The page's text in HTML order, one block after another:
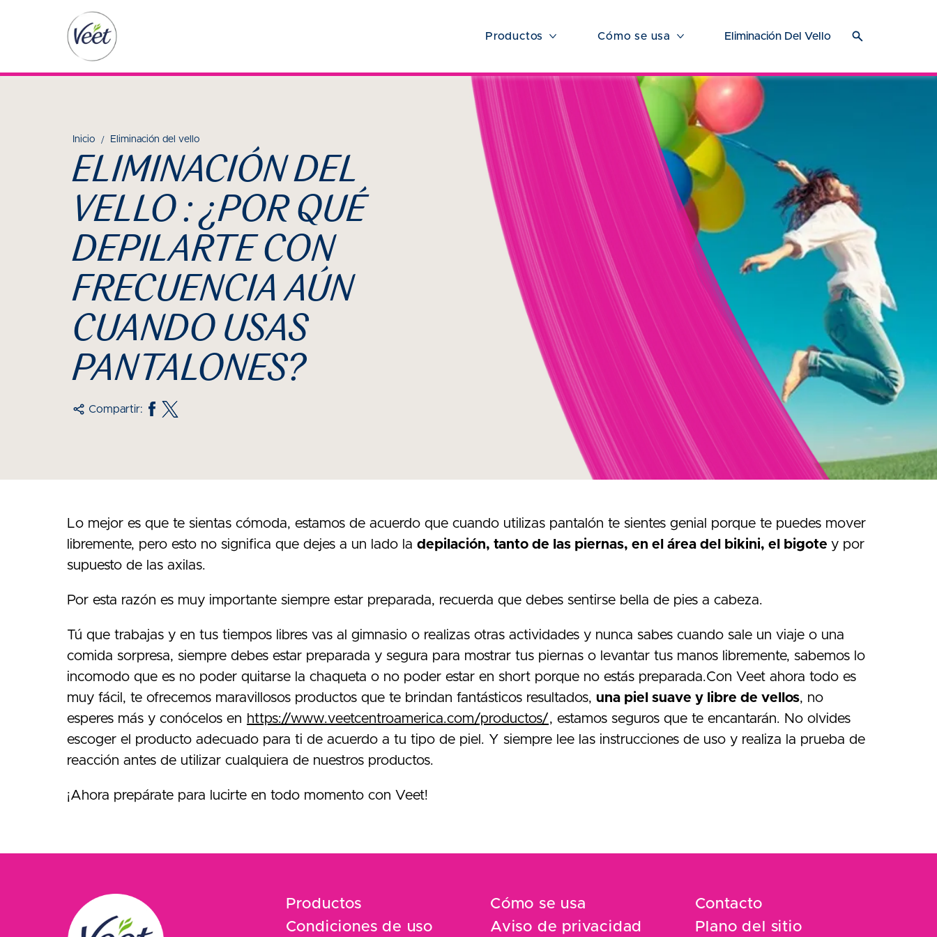
Productos Cómo se usa Eliminación Del Vello
Inicio Eliminación del vello
ELIMINACIÓN DEL
VELLO : ¿POR QUÉ
DEPILARTE CON
FRECUENCIA AÚN
CUANDO USAS
PANTALONES?
Compartir:
Lo mejor es que te sientas cómoda, estamos de acuerdo que cuando utilizas pantalón te sientes genial porque te puedes mover
libremente, pero esto no significa que dejes a un lado la depilación, tanto de las piernas, en el área del bikini, el bigote y por
supuesto de las axilas.
Por esta razón es muy importante siempre estar preparada, recuerda que debes sentirse bella de pies a cabeza.
Tú que trabajas y en tus tiempos libres vas al gimnasio o realizas otras actividades y nunca sabes cuando sale un viaje o una
comida sorpresa, siempre debes estar preparada y segura para mostrar tus piernas o levantar tus manos libremente, sabemos lo
incomodo que es no poder quitarse la chaqueta o no poder estar en short porque no estás preparada.Con Veet ahora todo es
muy fácil, te ofrecemos maravillosos productos que te brindan fantásticos resultados, una piel suave y libre de vellos, no
esperes más y conócelos en https://www.veetcentroamerica.com/productos/, estamos seguros que te encantarán. No olvides
escoger el producto adecuado para ti de acuerdo a tu tipo de piel. Y siempre lee las instrucciones de uso y realiza la prueba de
reacción antes de utilizar cualquiera de nuestros productos.
¡Ahora prepárate para lucirte en todo momento con Veet!
Productos
Condiciones de uso
Cómo se usa
Aviso de privacidad
Contacto
Plano del sitio